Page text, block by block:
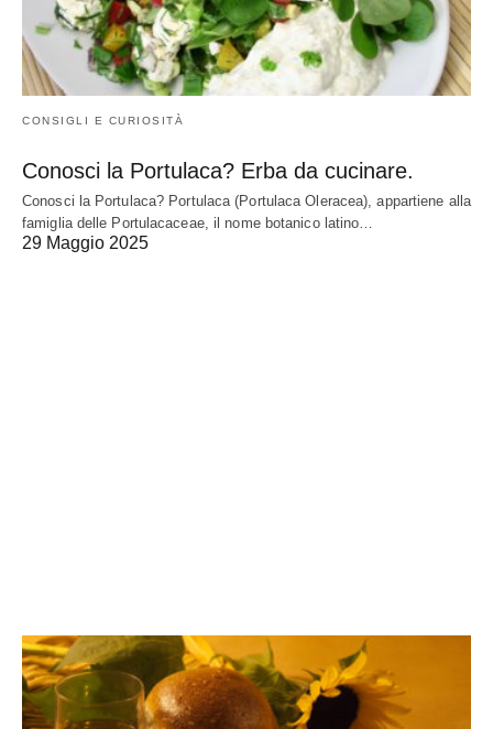
CONSIGLI E CURIOSITÀ
Conosci la Portulaca? Erba da cucinare.
Conosci la Portulaca? Portulaca (Portulaca Oleracea), appartiene alla
famiglia delle Portulacaceae, il nome botanico latino…
29 Maggio 2025